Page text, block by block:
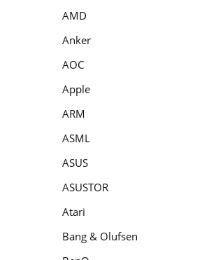
AMD
Anker
AOC
Apple
ARM
ASML
ASUS
ASUSTOR
Atari
Bang & Olufsen